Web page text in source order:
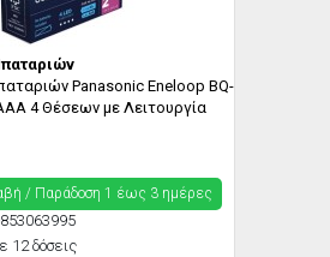
Panasonic Eneloop BQ-
4 Θέσεων με Λειτουργία
/ Παράδoση 1 έως 3 ημέρες
12 δόσεις